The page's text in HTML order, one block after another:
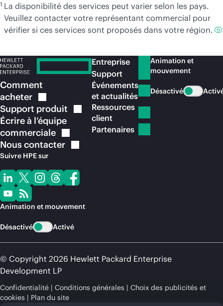
1 La disponibilité des services peut varier selon les pays.
Veuillez contacter votre représentant commercial pour
vérifier si ces services sont proposés dans votre région.
Comment
acheter
Support produit
Écrire à l’équipe
commerciale
Nouscontacter
Suivre HPE sur
Animation et mouvement
Désactivé Activé
Entreprise
Support
Événements
et actualités
Ressources
client
Partenaires
Animation et
mouvement
Désactivé
© Copyright 2026 Hewlett Packard Enterprise
Development LP
Confidentialité Conditions générales
Choix des publicités et
cookies
Plan du site